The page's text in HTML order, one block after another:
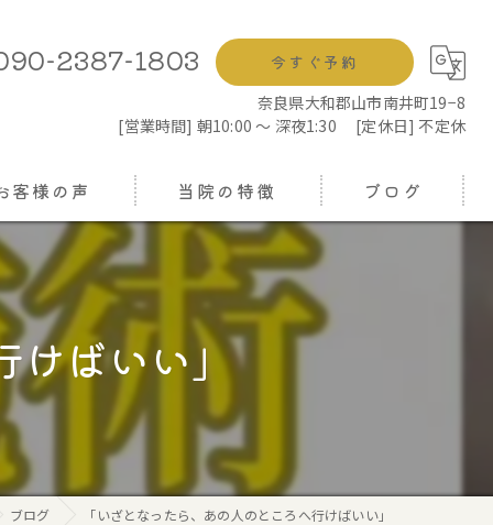
2387-1803
今すぐ予約
奈良県大和郡山市南井町19−8
[営業時間] 朝10:00 ～ 深夜1:30 [定休日] 不定休
客様の声 当院の特徴
もみほぐし
骨盤矯正
ヘッドスパ
ブログ
けばいい」
ブログ ​「いざとなったら、あの人のところへ行けばいい」